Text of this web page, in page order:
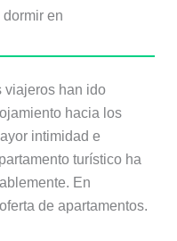
en
viajeros han ido
hacia los
intimidad e
turístico ha
En
de apartamentos.